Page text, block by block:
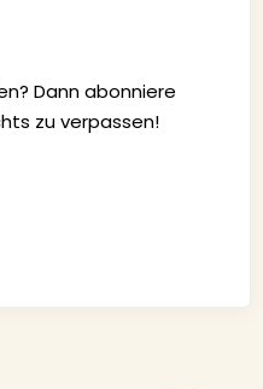
Dann abonniere
zu verpassen!